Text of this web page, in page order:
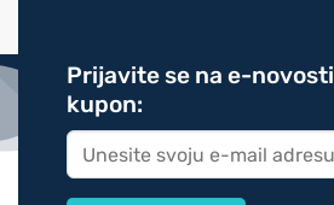
Prijavite se na e-
kupon: